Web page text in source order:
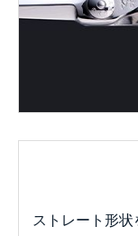
ストレート形